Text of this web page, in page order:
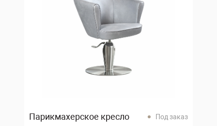
Парикмахерское кресло
Под заказ